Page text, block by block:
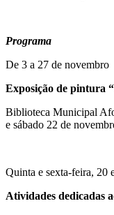
Programa
De 3 a 27 de novembro
Exposição de pintura
Biblioteca Municipal
e sábado 22 de
Quinta e sexta-feira, 20
Atividades dedicadas